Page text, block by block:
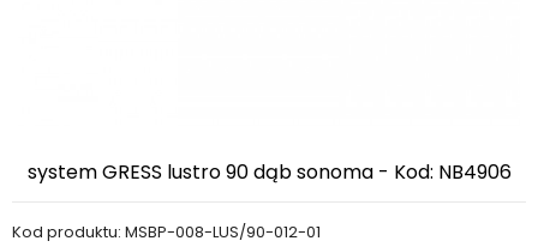
system GRESS lustro 90 dąb sonoma - Kod: NB4906
Kod produktu: MSBP-008-LUS/90-012-01